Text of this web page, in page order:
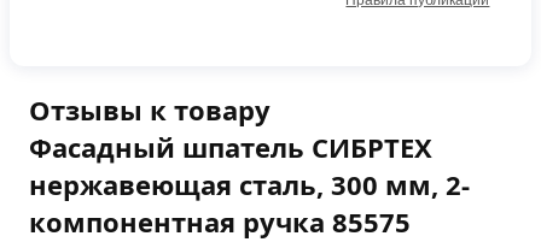
Отзывы к товару
Фасадный шпатель СИБРТЕХ
нержавеющая сталь, 300 мм, 2-
компонентная ручка 85575